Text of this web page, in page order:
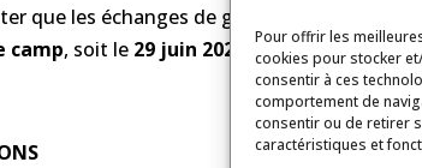
Pour offrir les
cookies pour stocker
consentir à ces
comportement de
consentir ou de retirer
caractéristiques et
que les échanges de grandeurs débuteront
camp, soit le29 juin 2026.